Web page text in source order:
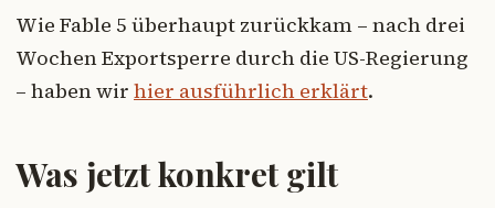
Wie Fable 5 überhaupt zurückkam – nach drei
Wochen Exportsperre durch die US-Regierung
– haben wir hier ausführlich erklärt.
Was jetzt konkret gilt